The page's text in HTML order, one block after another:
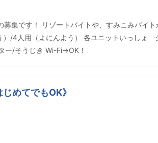
集です！ リゾートバイトや、すみこみバイト
）/4人用（よにんよう） 各ユニットいっしょ
ー/そうじき Wi-Fi→OK！
めてでもOK》